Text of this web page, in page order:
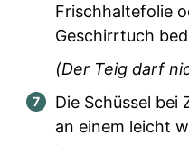
Frischhaltefolie
Geschirrtuch
(Der Teig darf
Die Schüssel
an einem leicht